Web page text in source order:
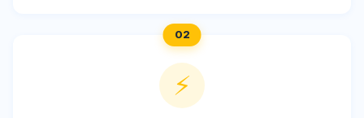
⚡